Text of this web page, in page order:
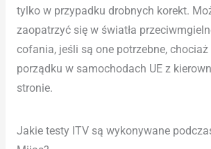
tylko w przypadku drobnych korekt.
zaopatrzyć się w światła
cofania, jeśli są one potrzebne,
porządku w samochodach UE z
stronie.
Jakie testy ITV są wykonywane